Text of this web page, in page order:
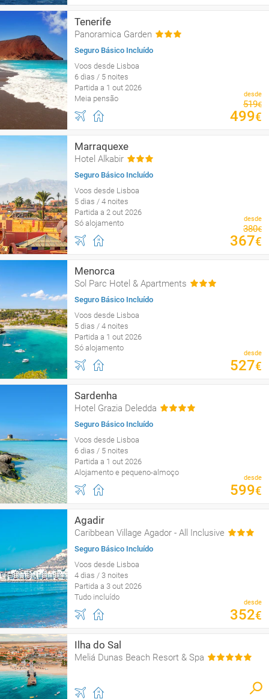
Tenerife
Panoramica Garden
Seguro Básico Incluído
Voos desde Lisboa
6 dias / 5 noites
Partida a 1 out 2026
Meia pensão
desde
519€
499€
Marraquexe
Hotel Alkabir
Seguro Básico Incluído
Voos desde Lisboa
5 dias / 4 noites
Partida a 2 out 2026
Só alojamento
desde
380€
367€
Menorca
Sol Parc Hotel & Apartments
Seguro Básico Incluído
Voos desde Lisboa
5 dias / 4 noites
Partida a 1 out 2026
Só alojamento
desde
527€
Sardenha
Hotel Grazia Deledda
Seguro Básico Incluído
Voos desde Lisboa
6 dias / 5 noites
Partida a 1 out 2026
Alojamento e pequeno-almoço
desde
599€
Agadir
Caribbean Village Agador - All Inclusive
Seguro Básico Incluído
Voos desde Lisboa
4 dias / 3 noites
Partida a 3 out 2026
Tudo incluído
desde
352€
Ilha do Sal
Meliá Dunas Beach Resort & Spa